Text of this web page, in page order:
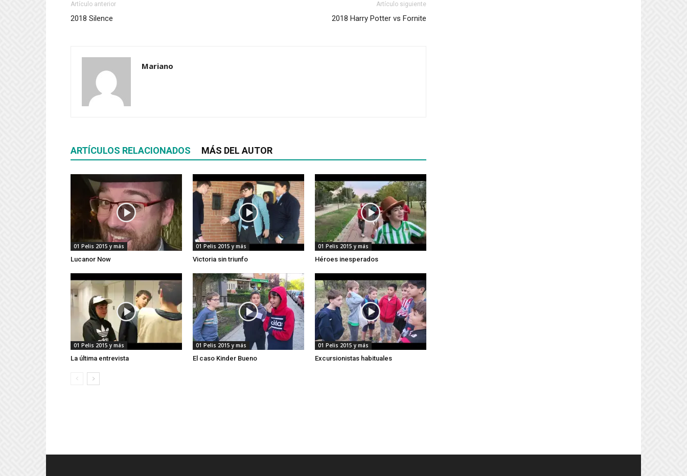
Artículo anterior
2018 Silence
Artículo siguiente
2018 Harry Potter vs Fornite
Mariano
ARTÍCULOS RELACIONADOS MÁS DEL AUTOR
01 Pelis 2015 y más
Lucanor Now
01 Pelis 2015 y más
Victoria sin triunfo
01 Pelis 2015 y más
Héroes inesperados
01 Pelis 2015 y más
La última entrevista
01 Pelis 2015 y más
El caso Kinder Bueno
01 Pelis 2015 y más
Excursionistas habituales